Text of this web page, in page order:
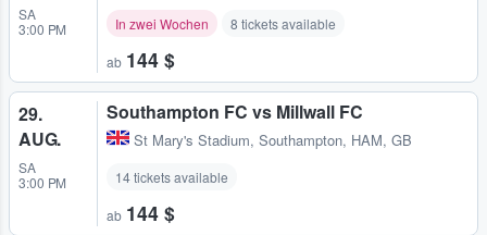
SA
3:00 PM
In zwei Wochen 8 tickets available
ab 144 $
29.
AUG.
SA
3:00 PM
Southampton FC vs Millwall FC
St Mary's Stadium, Southampton, HAM, GB
14 tickets available
ab 144 $